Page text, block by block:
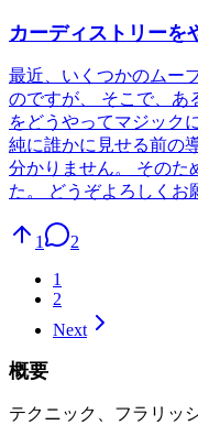
カーディストリーを
最近、いくつかのムー
のですが、 そこで、あ
をどうやってマジック
純に誰かに見せる前の
分かりません。 そのた
た。 どうぞよろしくお
1
2
1
2
Next
概要
テクニック、フラリッ